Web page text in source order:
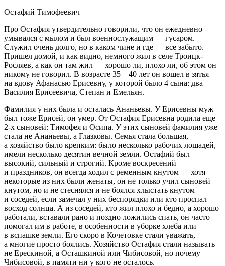
Остафий Тимофеевич
Про Остафия утвердительно говорили, что он ежедневно
умывался с мылом и был военнослужащим — гусаром.
Служил очень долго, но в каком чине и где — все забыто.
Пришел домой, и как видно, немного жил в селе Троицк-
Росляев, а как он там жил — хорошо ли, плохо ли, об этом он
никому не говорил. В возрасте 35—40 лет он вошел в зятья
на вдову Афанасью Ерисевну, у которой было 4 сына: два
Василия Ерисеевича, Степан и Емельян.
Фамилия у них была и осталась Ананьевы. У Ерисевны муж
был тоже Ерисей, он умер. От Остафия Ерисевна родила еще
2-х сыновей: Тимофея и Осипа. У этих сыновей фамилия уже
стала не Ананьевы, а Глазковы. Семья стала большая,
а хозяйство было крепким: было несколько рабочих лошадей,
имели несколько десятин вечной земли. Остафий был
высокий, сильный и строгий. Кроме воскресений
и праздников, он всегда ходил с ременным кнутом — хотя
некоторые из них были женаты, он не только учил сыновей
кнутом, но и не стеснялся и не боялся хлыстать кнутом
и соседей, если замечал у них беспорядки или кто проспал
восход солнца. А из соседей, кто жил плохо и бедно, а хорошо
работали, вставали рано и поздно ложились спать, он часто
помогал им в работе, в особенности в уборке хлеба или
в вспашке земли. Его скоро в Кочетовке стали уважать,
а многие просто боялись. Хозяйство Остафия стали называть
не Ерескиной, а Осташкиной или Чибисовой, но почему
Чибисовой, в памяти ни у кого не осталось.